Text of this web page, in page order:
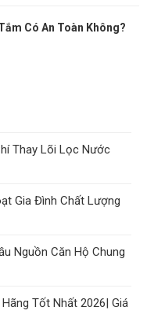
Có An Toàn Không?
Thay Lõi Lọc Nước
Gia Đình Chất Lượng
Nguồn Căn Hộ Chung
Tốt Nhất 2026| Giá